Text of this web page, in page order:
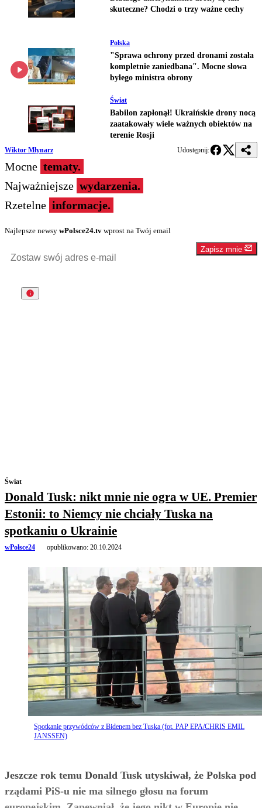
skuteczne? Chodzi o trzy ważne cechy
Polska
"Sprawa ochrony przed dronami została
kompletnie zaniedbana". Mocne słowa
byłego ministra obrony
Świat
Babilon zapłonął! Ukraińskie drony nocą
zaatakowały wiele ważnych obiektów na
terenie Rosji
Wiktor Młynarz Udostępnij:
Mocne tematy.
Najważniejsze wydarzenia.
Rzetelne informacje.
Najlepsze newsy wPolsce24.tv wprost na Twój email
Zapisz mnie
Świat
Donald Tusk: nikt mnie nie ogra w UE. Premier
Estonii: to Niemcy nie chciały Tuska na
spotkaniu o Ukrainie
wPolsce24 opublikowano: 20.10.2024
Spotkanie przywódców z Bidenem bez Tuska (fot. PAP EPA/CHRIS EMIL
JANSSEN)
Jeszcze rok temu Donald Tusk utyskiwał, że Polska pod
rządami PiS-u nie ma silnego głosu na forum